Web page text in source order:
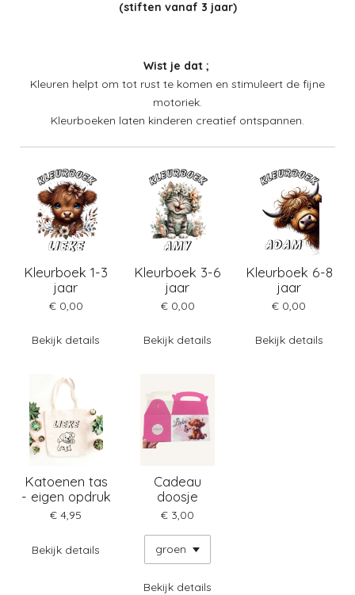
(stiften vanaf 3 jaar)
Wist je dat ;
Kleuren helpt om tot rust te komen en stimuleert de fijne
motoriek.
Kleurboeken laten kinderen creatief ontspannen.
Kleurboek 1-3
jaar
€ 0,00
Bekijk details
Kleurboek 3-6
jaar
€ 0,00
Bekijk details
Kleurboek 6-8
jaar
€ 0,00
Bekijk details
Katoenen tas
- eigen opdruk
€ 4,95
Bekijk details
Cadeau
doosje
€ 3,00
Bekijk details